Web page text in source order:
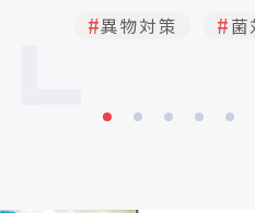
別包装なので、長期
のにも適しています。 ○素早い効果 水溶
異物対策
菌